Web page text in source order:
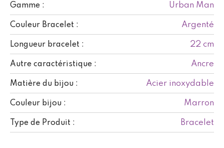
Gamme : Urban Man
Couleur Bracelet : Argenté
Longueur bracelet : 22 cm
Autre caractéristique : Ancre
Matière du bijou : Acier inoxydable
Couleur bijou : Marron
Type de Produit : Bracelet